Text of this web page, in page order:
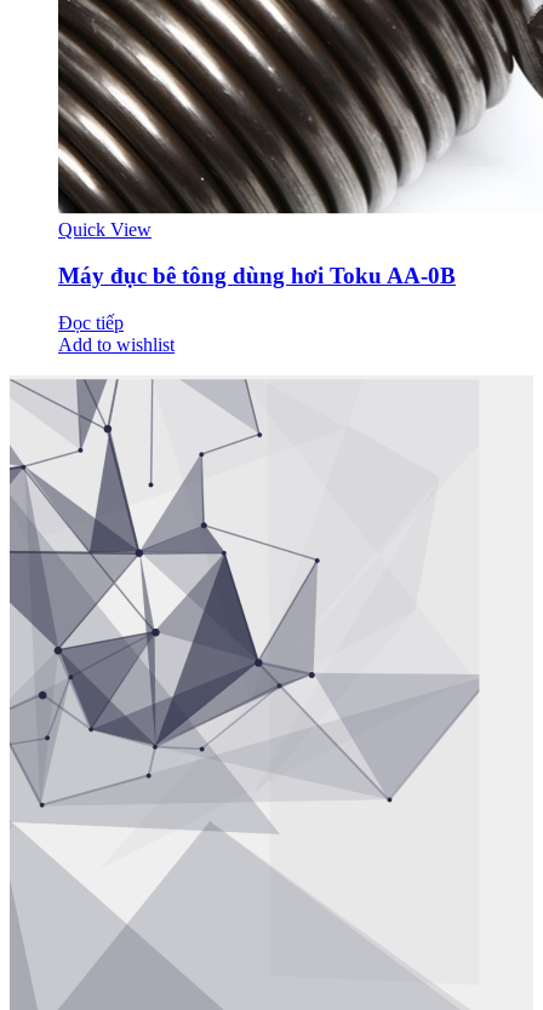
Quick View
Máy đục bê tông dùng hơi Toku AA-0B
Đọc tiếp
Add to wishlist